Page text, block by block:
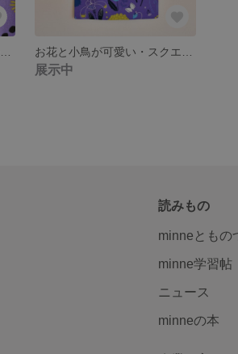
展示中
読みもの
minneともの
minne学習帖
ニュース
minneの本